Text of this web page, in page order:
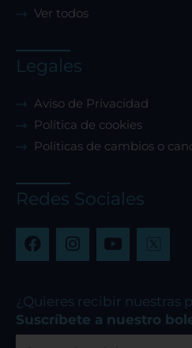
Ver todos
Legales
Aviso de Privacidad
Política de cookies
Políticas de cambios o
Redes Sociales
F
a
b
o
o
I
n
a
g
r
Y
o
u
b
e
¿Quieres recibir nuestras
Suscríbete a nuestro